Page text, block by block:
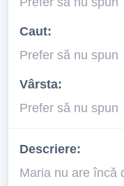
Caut:
Prefer să nu spun
Vârsta:
Prefer să nu spun
Descriere:
Maria nu are încă